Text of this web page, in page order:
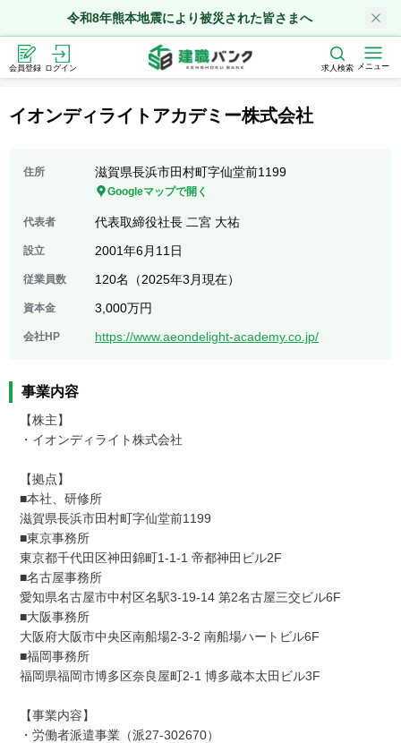
令和8年熊本地震により被災された皆さまへ
会員登録 ログイン 求人検索 メニュー
イオンディライトアカデミー株式会社
住所 滋賀県長浜市田村町字仙堂前1199
Googleマップで開く
代表者 代表取締役社長 二宮 大祐
設立 2001年6月11日
従業員数 120名（2025年3月現在）
資本金 3,000万円
会社HP https://www.aeondelight-academy.co.jp/
事業内容
【株主】
・イオンディライト株式会社
【拠点】
■本社、研修所
滋賀県長浜市田村町字仙堂前1199
■東京事務所
東京都千代田区神田錦町1-1-1 帝都神田ビル2F
■名古屋事務所
愛知県名古屋市中村区名駅3-19-14 第2名古屋三交ビル6F
■大阪事務所
大阪府大阪市中央区南船場2-3-2 南船場ハートビル6F
■福岡事務所
福岡県福岡市博多区奈良屋町2-1 博多蔵本太田ビル3F
【事業内容】
・労働者派遣事業（派27-302670）